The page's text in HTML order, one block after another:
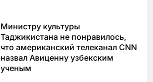
Министру культуры
Таджикистана не понравилось,
что американский телеканал CNN
назвал Авиценну узбекским
ученым